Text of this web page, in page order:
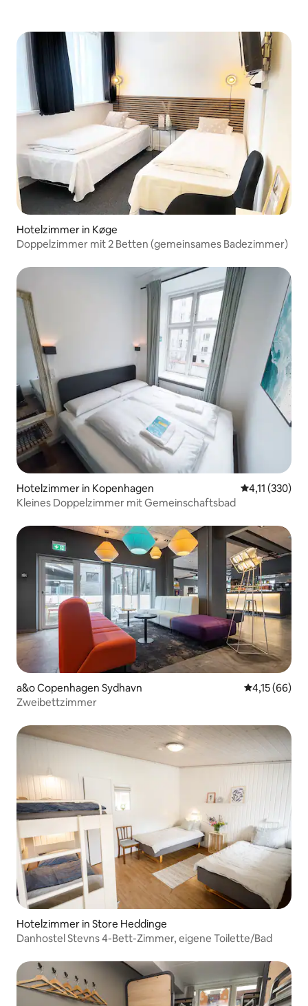
Hotelzimmer in Køge
Doppelzimmer mit 2 Betten (gemeinsames Badezimmer)
Hotelzimmer in Kopenhagen
4,11 (330)
Kleines Doppelzimmer mit Gemeinschaftsbad
a&o Copenhagen Sydhavn
4,15 (66)
Zweibettzimmer
Hotelzimmer in Store Heddinge
Danhostel Stevns 4-Bett-Zimmer, eigene Toilette/Bad